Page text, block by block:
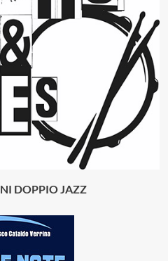
DOPPIO JAZZ